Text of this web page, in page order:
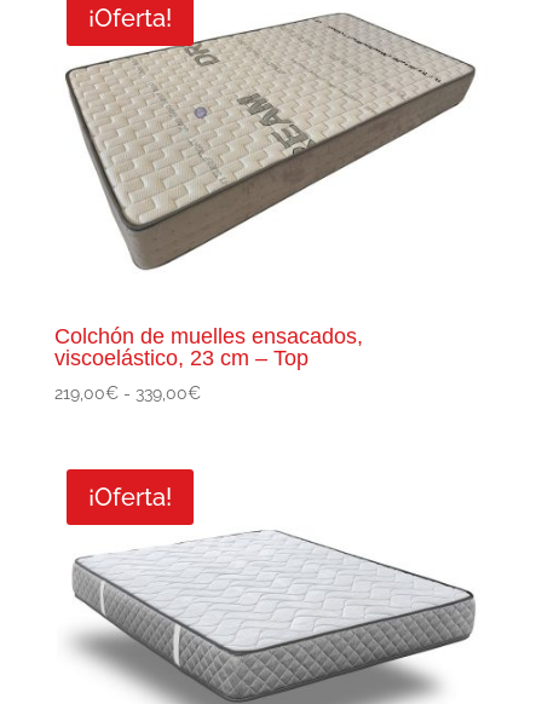
299,00€
hasta
439,00€
¡Oferta!
Colchón de muelles ensacados,
viscoelástico, 23 cm – Top
219,00€ - 339,00€Rango
hasta
339,00€
¡Oferta!